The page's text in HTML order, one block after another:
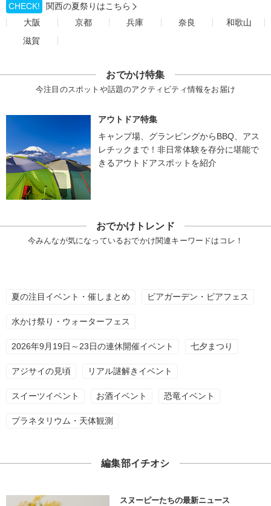
CHECK!
関西の夏祭りはこちら
大阪
京都 兵庫 奈良
和歌山
滋賀
おでかけ特集
今注目のスポットや話題のアクティビティ情報をお届け
アウトドア特集
キャンプ場、グランピングからBBQ、アス
レチックまで！非日常体験を存分に堪能で
きるアウトドアスポットを紹介
おでかけトレンド
今みんなが気になっているおでかけ関連キーワードはコレ！
夏の注目イベント・催しまとめ ビアガーデン・ビアフェス
水かけ祭り・ウォーターフェス
2026年9月19日～23日の連休開催イベント 七夕まつり
アジサイの見頃 リアル謎解きイベント
スイーツイベント お酒イベント 恐竜イベント
プラネタリウム・天体観測
編集部イチオシ
スヌーピーたちの最新ニュース